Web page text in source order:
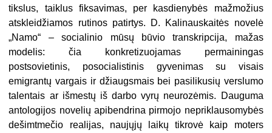
tikslus, taiklus fiksavimas, per kasdienybės mažmožius
atskleidžiamos rutinos patirtys. D. Kalinauskaitės novelė
„Namo“ – socialinio mūsų būvio transkripcija, mažas
modelis: čia konkretizuojamas permainingas
postsovietinis, posocialistinis gyvenimas su visais
emigrantų vargais ir džiaugsmais bei pasilikusių verslumo
talentais ar išmestų iš darbo vyrų neurozėmis. Dauguma
antologijos novelių apibendrina pirmojo nepriklausomybės
dešimtmečio realijas, naujųjų laikų tikrovė kaip moters